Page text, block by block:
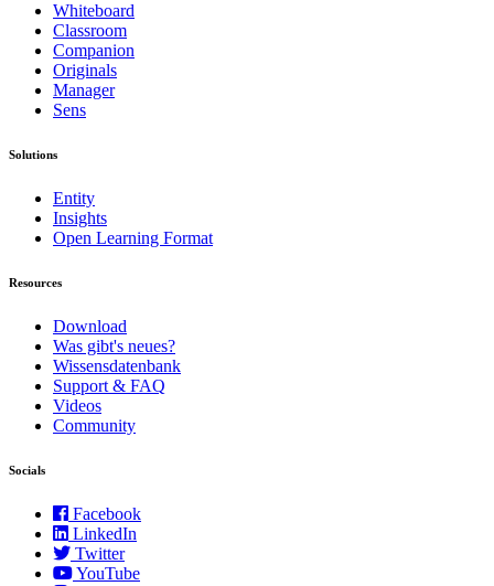
Whiteboard
Classroom
Companion
Originals
Manager
Sens
Solutions
Entity
Insights
Open Learning Format
Resources
Download
Was gibt's neues?
Wissensdatenbank
Support & FAQ
Videos
Community
Socials
Facebook
LinkedIn
Twitter
YouTube